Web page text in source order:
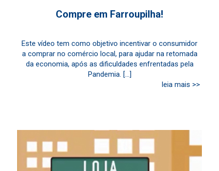
Compre em Farroupilha!
Este vídeo tem como objetivo incentivar o consumidor
a comprar no comércio local, para ajudar na retomada
da economia, após as dificuldades enfrentadas pela
Pandemia. [...]
leia mais >>